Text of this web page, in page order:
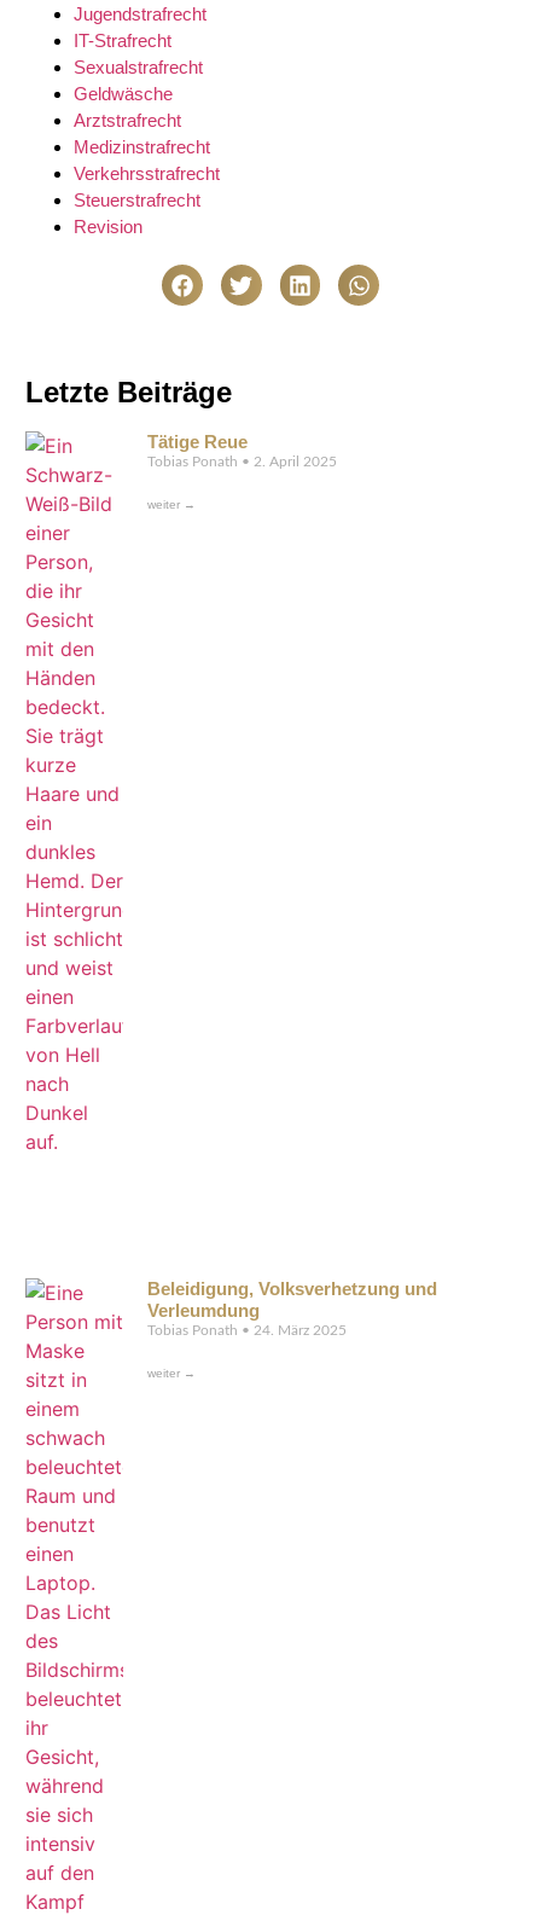
Jugendstrafrecht
IT-Strafrecht
Sexualstrafrecht
Geldwäsche
Arztstrafrecht
Medizinstrafrecht
Verkehrsstrafrecht
Steuerstrafrecht
Revision
Letzte Beiträge
Tätige Reue
Tobias Ponath 2. April 2025
weiter →
Beleidigung, Volksverhetzung und
Verleumdung
Tobias Ponath 24. März 2025
weiter →